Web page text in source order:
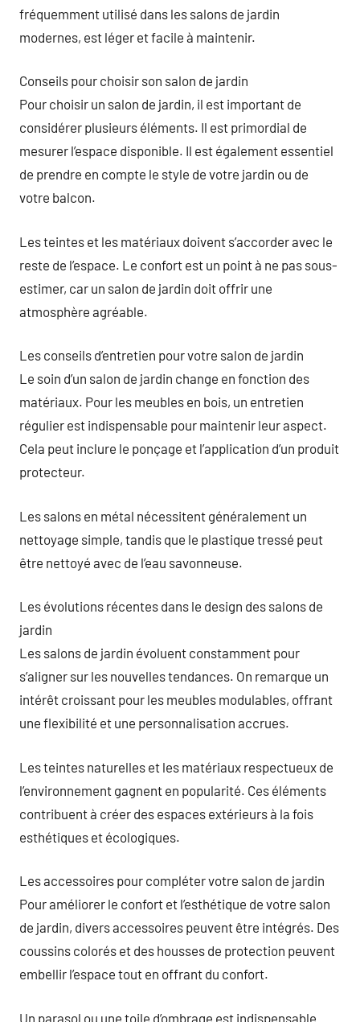
fréquemment utilisé dans les salons de jardin
modernes, est léger et facile à maintenir.
Conseils pour choisir son salon de jardin
Pour choisir un salon de jardin, il est important de
considérer plusieurs éléments. Il est primordial de
mesurer l’espace disponible. Il est également essentiel
de prendre en compte le style de votre jardin ou de
votre balcon.
Les teintes et les matériaux doivent s’accorder avec le
reste de l’espace. Le confort est un point à ne pas sous-
estimer, car un salon de jardin doit offrir une
atmosphère agréable.
Les conseils d’entretien pour votre salon de jardin
Le soin d’un salon de jardin change en fonction des
matériaux. Pour les meubles en bois, un entretien
régulier est indispensable pour maintenir leur aspect.
Cela peut inclure le ponçage et l’application d’un produit
protecteur.
Les salons en métal nécessitent généralement un
nettoyage simple, tandis que le plastique tressé peut
être nettoyé avec de l’eau savonneuse.
Les évolutions récentes dans le design des salons de
jardin
Les salons de jardin évoluent constamment pour
s’aligner sur les nouvelles tendances. On remarque un
intérêt croissant pour les meubles modulables, offrant
une flexibilité et une personnalisation accrues.
Les teintes naturelles et les matériaux respectueux de
l’environnement gagnent en popularité. Ces éléments
contribuent à créer des espaces extérieurs à la fois
esthétiques et écologiques.
Les accessoires pour compléter votre salon de jardin
Pour améliorer le confort et l’esthétique de votre salon
de jardin, divers accessoires peuvent être intégrés. Des
coussins colorés et des housses de protection peuvent
embellir l’espace tout en offrant du confort.
Un parasol ou une toile d’ombrage est indispensable